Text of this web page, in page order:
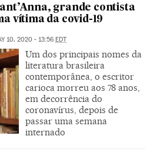
grande contista
vítima da covid-19
10, 2020 - 13:56 EDT
Um dos principais nomes da
literatura brasileira
contemporânea, o escritor
carioca morreu aos 78 anos,
em decorrência do
coronavírus, depois de
passar uma semana
internado